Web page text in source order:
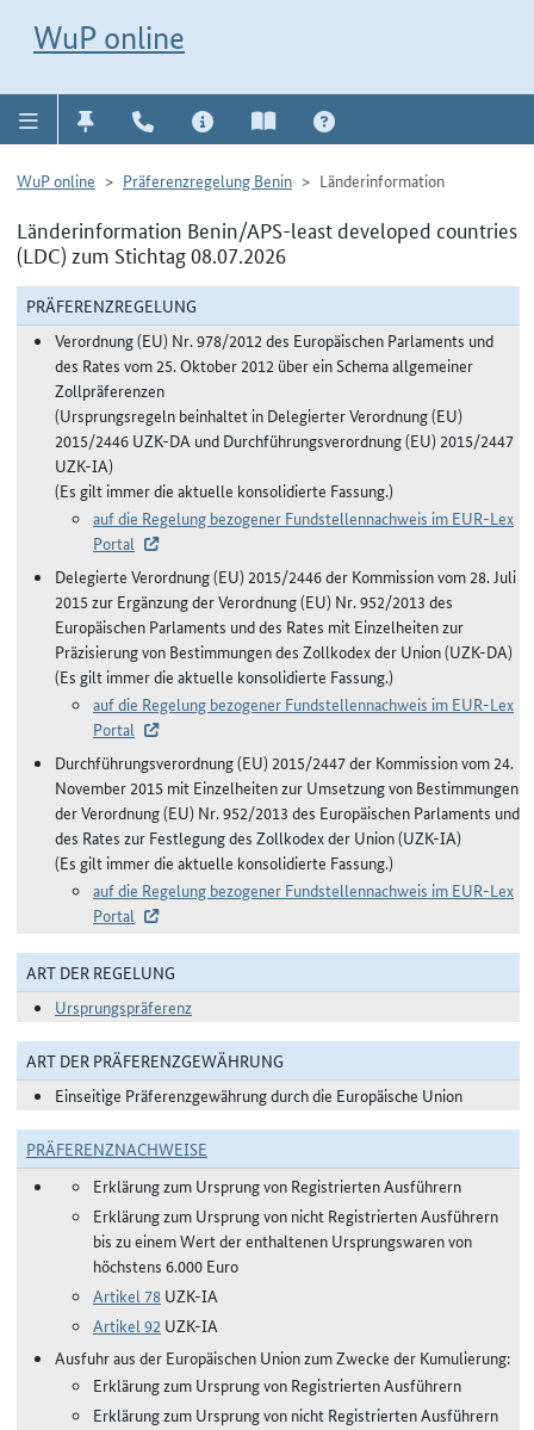
WuP online
WuP online Präferenzregelung Benin Länderinformation
Länderinformation Benin/APS-least developed countries
(LDC) zum Stichtag 08.07.2026
PRÄFERENZREGELUNG
Verordnung (EU) Nr. 978/2012 des Europäischen Parlaments und
des Rates vom 25. Oktober 2012 über ein Schema allgemeiner
Zollpräferenzen
(Ursprungsregeln beinhaltet in Delegierter Verordnung (EU)
2015/2446 UZK-DA und Durchführungsverordnung (EU) 2015/2447
UZK-IA)
(Es gilt immer die aktuelle konsolidierte Fassung.)
auf die Regelung bezogener Fundstellennachweis im EUR-Lex
Portal
Delegierte Verordnung (EU) 2015/2446 der Kommission vom 28. Juli
2015 zur Ergänzung der Verordnung (EU) Nr. 952/2013 des
Europäischen Parlaments und des Rates mit Einzelheiten zur
Präzisierung von Bestimmungen des Zollkodex der Union (UZK-DA)
(Es gilt immer die aktuelle konsolidierte Fassung.)
auf die Regelung bezogener Fundstellennachweis im EUR-Lex
Portal
Durchführungsverordnung (EU) 2015/2447 der Kommission vom 24.
November 2015 mit Einzelheiten zur Umsetzung von Bestimmungen
der Verordnung (EU) Nr. 952/2013 des Europäischen Parlaments und
des Rates zur Festlegung des Zollkodex der Union (UZK-IA)
(Es gilt immer die aktuelle konsolidierte Fassung.)
auf die Regelung bezogener Fundstellennachweis im EUR-Lex
Portal
ART DER REGELUNG
Ursprungspräferenz
ART DER PRÄFERENZGEWÄHRUNG
Einseitige Präferenzgewährung durch die Europäische Union
PRÄFERENZNACHWEISE
Erklärung zum Ursprung von Registrierten Ausführern
Erklärung zum Ursprung von nicht Registrierten Ausführern
bis zu einem Wert der enthaltenen Ursprungswaren von
höchstens 6.000 Euro
Artikel 78 UZK-IA
Artikel 92 UZK-IA
Ausfuhr aus der Europäischen Union zum Zwecke der Kumulierung:
Erklärung zum Ursprung von Registrierten Ausführern
Erklärung zum Ursprung von nicht Registrierten Ausführern